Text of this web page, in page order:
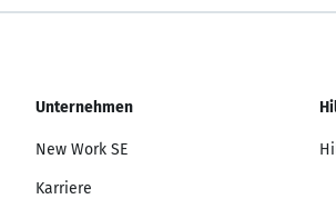
Unternehmen
New Work SE
Karriere